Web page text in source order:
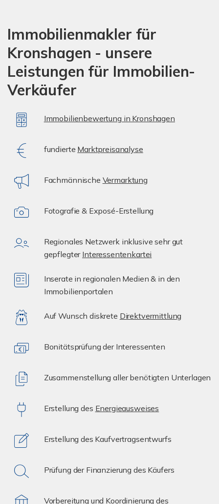
Immobilienmakler für
Kronshagen - unsere
Leistungen für Immobilien-
Verkäufer
Immobilienbewertung in Kronshagen
fundierte Marktpreisanalyse
Fachmännische Vermarktung
Fotografie & Exposé-Erstellung
Regionales Netzwerk inklusive sehr gut
gepflegter Interessentenkartei
Inserate in regionalen Medien & in den
Immobilienportalen
Auf Wunsch diskrete Direktvermittlung
Bonitätsprüfung der Interessenten
Zusammenstellung aller benötigten Unterlagen
Erstellung des Energieausweises
Erstellung des Kaufvertragsentwurfs
Prüfung der Finanzierung des Käufers
Vorbereitung und Koordinierung des